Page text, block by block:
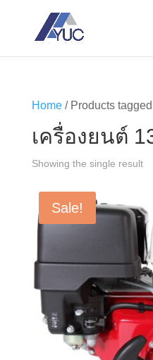
Home/ Products tagged
เครื่องยนต์
Showing the single result
Sale!